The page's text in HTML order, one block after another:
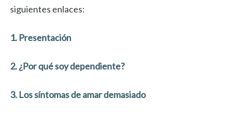
siguientes enlaces:
1. Presentación
2. ¿Por qué soy dependiente?
3. Los síntomas de amar demasiado